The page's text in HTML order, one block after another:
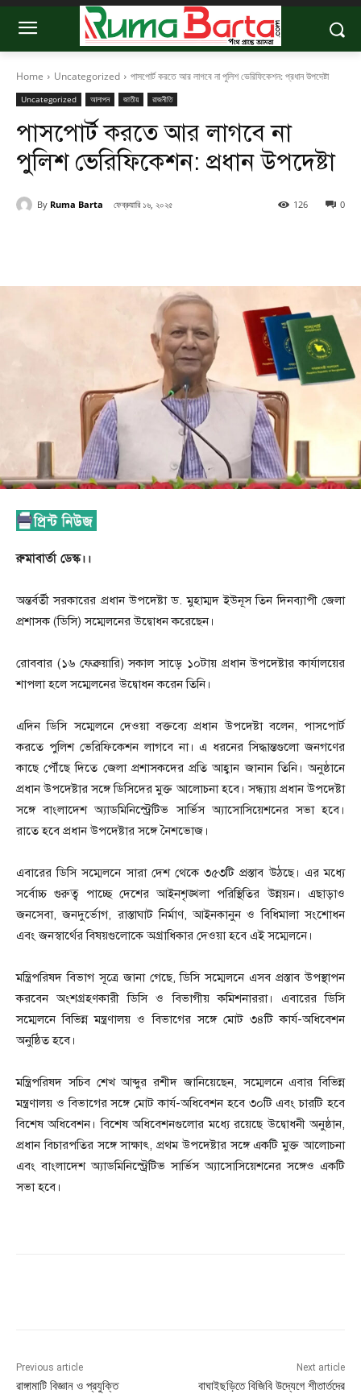
Home Uncategorized পাসপোর্ট করতে আর লাগবে না পুলিশ ভেরিফিকেশন: প্রধান উপদেষ্টা
Uncategorized আলাপন জাতীয় রাজনীতি
পাসপোর্ট করতে আর লাগবে না
পুলিশ ভেরিফিকেশন: প্রধান উপদেষ্টা
By Ruma Barta ফেব্রুয়ারি ১৬, ২০২৫ 0
126
রুমাবার্তা ডেস্ক।।
অন্তর্বর্তী সরকারের প্রধান উপদেষ্টা ড. মুহাম্মদ ইউনূস তিন দিনব্যাপী জেলা
প্রশাসক (ডিসি) সম্মেলনের উদ্বোধন করেছেন।
রোববার (১৬ ফেব্রুয়ারি) সকাল সাড়ে ১০টায় প্রধান উপদেষ্টার কার্যালয়ের
শাপলা হলে সম্মেলনের উদ্বোধন করেন তিনি।
এদিন ডিসি সম্মেলনে দেওয়া বক্তব্যে প্রধান উপদেষ্টা বলেন, পাসপোর্ট
করতে পুলিশ ভেরিফিকেশন লাগবে না। এ ধরনের সিদ্ধান্তগুলো জনগণের
কাছে পৌঁছে দিতে জেলা প্রশাসকদের প্রতি আহ্বান জানান তিনি। অনুষ্ঠানে
প্রধান উপদেষ্টার সঙ্গে ডিসিদের মুক্ত আলোচনা হবে। সন্ধ্যায় প্রধান উপদেষ্টা
সঙ্গে বাংলাদেশ অ্যাডমিনিস্ট্রেটিভ সার্ভিস অ্যাসোসিয়েশনের সভা হবে।
রাতে হবে প্রধান উপদেষ্টার সঙ্গে নৈশভোজ।
এবারের ডিসি সম্মেলনে সারা দেশ থেকে ৩৫৩টি প্রস্তাব উঠছে। এর মধ্যে
সর্বোচ্চ গুরুত্ব পাচ্ছে দেশের আইনশৃঙ্খলা পরিস্থিতির উন্নয়ন। এছাড়াও
জনসেবা, জনদুর্ভোগ, রাস্তাঘাট নির্মাণ, আইনকানুন ও বিধিমালা সংশোধন
এবং জনস্বার্থের বিষয়গুলোকে অগ্রাধিকার দেওয়া হবে এই সম্মেলনে।
মন্ত্রিপরিষদ বিভাগ সূত্রে জানা গেছে, ডিসি সম্মেলনে এসব প্রস্তাব উপস্থাপন
করবেন অংশগ্রহণকারী ডিসি ও বিভাগীয় কমিশনাররা। এবারের ডিসি
সম্মেলনে বিভিন্ন মন্ত্রণালয় ও বিভাগের সঙ্গে মোট ৩৪টি কার্য-অধিবেশন
অনুষ্ঠিত হবে।
মন্ত্রিপরিষদ সচিব শেখ আব্দুর রশীদ জানিয়েছেন, সম্মেলনে এবার বিভিন্ন
মন্ত্রণালয় ও বিভাগের সঙ্গে মোট কার্য-অধিবেশন হবে ৩০টি এবং চারটি হবে
বিশেষ অধিবেশন। বিশেষ অধিবেশনগুলোর মধ্যে রয়েছে উদ্বোধনী অনুষ্ঠান,
প্রধান বিচারপতির সঙ্গে সাক্ষাৎ, প্রথম উপদেষ্টার সঙ্গে একটি মুক্ত আলোচনা
এবং বাংলাদেশ অ্যাডমিনিস্ট্রেটিভ সার্ভিস অ্যাসোসিয়েশনের সঙ্গেও একটি
সভা হবে।
Previous article
রাঙ্গামাটি বিজ্ঞান ও প্রযুক্তি
Next article
বাঘাইছড়িতে বিজিবি উদ্যেগে শীতার্তদের